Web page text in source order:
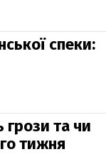
спеки:
грози та чи
тижня